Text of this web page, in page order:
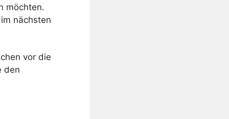
möchten.
nächsten
vor die
den